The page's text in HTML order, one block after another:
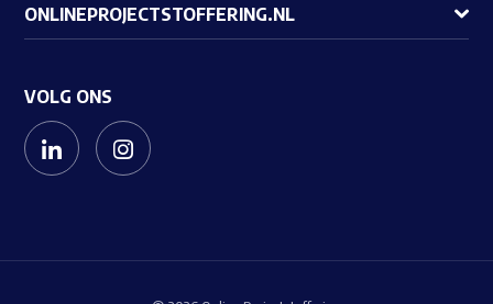
ONLINEPROJECTSTOFFERING.NL
VOLG ONS